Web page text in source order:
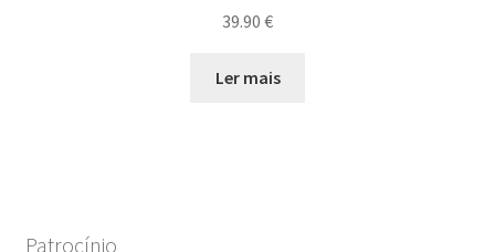
39.90 €
Ler mais
Patrocínio